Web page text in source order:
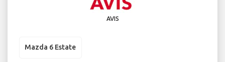
AVIS
Mazda 6 Estate